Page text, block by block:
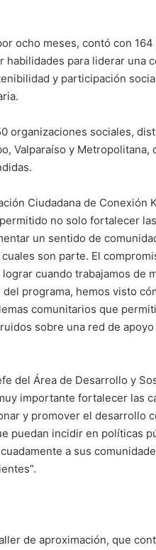
ocho meses, contó con
habilidades para liderar una
y participación
organizaciones sociales,
Valparaíso y
Ciudadana de
no solo fortalecer
un sentido de
son parte. El
cuando trabajamos de
programa, hemos visto
comunitarios que
sobre una red de
del Área de Desarrollo y
importante fortalecer las
y promover el desarrollo
puedan incidir en políticas
a sus
de aproximación, que